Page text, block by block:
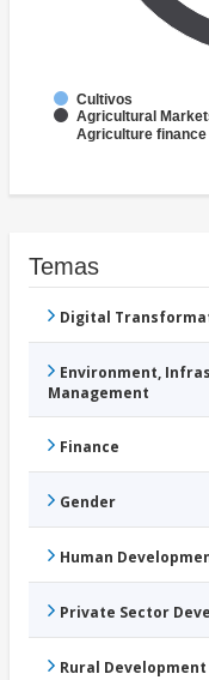
Cultivos
Agricultural
Agriculture finance
Temas
Digital
Environment,
Management
Finance
Gender
Human
Private Sector
Rural Development